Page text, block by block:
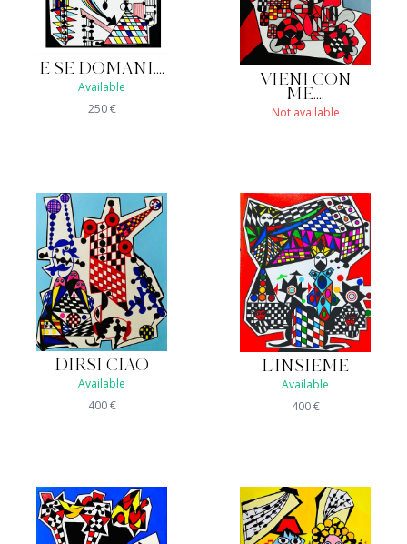
E SE DOMANI....
Available
250€
VIENI CON
ME....
Not available
DIRSI CIAO
Available
400€
L'INSIEME
Available
400€